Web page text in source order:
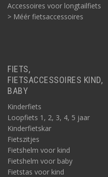
Accessoires voor longtailfiets
> Méér fietsaccessoires
FIETS,
FIETSACCESSOIRES KIND,
BABY
Kinderfiets
Loopfiets 1, 2, 3, 4, 5 jaar
Kinderfietskar
Fietszitjes
Fietshelm voor kind
Fietshelm voor baby
Fietstas voor kind